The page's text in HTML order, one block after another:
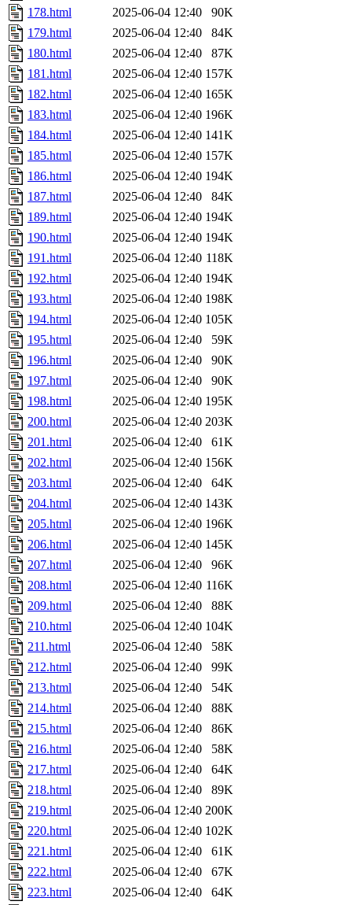
178.html
2025-06-04 12:40
90K
179.html
2025-06-04 12:40
84K
180.html
2025-06-04 12:40
87K
181.html
2025-06-04 12:40 157K
182.html
2025-06-04 12:40 165K
183.html
2025-06-04 12:40 196K
184.html
2025-06-04 12:40 141K
185.html
2025-06-04 12:40 157K
186.html
2025-06-04 12:40 194K
187.html
2025-06-04 12:40
84K
189.html
2025-06-04 12:40 194K
190.html
2025-06-04 12:40 194K
191.html
2025-06-04 12:40 118K
192.html
2025-06-04 12:40 194K
193.html
2025-06-04 12:40 198K
194.html
2025-06-04 12:40 105K
195.html
2025-06-04 12:40
59K
196.html
2025-06-04 12:40
90K
197.html
2025-06-04 12:40
90K
198.html
2025-06-04 12:40 195K
200.html
2025-06-04 12:40 203K
201.html
2025-06-04 12:40
61K
202.html
2025-06-04 12:40 156K
203.html
2025-06-04 12:40
64K
204.html
2025-06-04 12:40 143K
205.html
2025-06-04 12:40 196K
206.html
2025-06-04 12:40 145K
207.html
2025-06-04 12:40
96K
208.html
2025-06-04 12:40 116K
209.html
2025-06-04 12:40
88K
210.html
2025-06-04 12:40 104K
211.html
2025-06-04 12:40
58K
212.html
2025-06-04 12:40
99K
213.html
2025-06-04 12:40
54K
214.html
2025-06-04 12:40
88K
215.html
2025-06-04 12:40
86K
216.html
2025-06-04 12:40
58K
217.html
2025-06-04 12:40
64K
218.html
2025-06-04 12:40
89K
219.html
2025-06-04 12:40 200K
220.html
2025-06-04 12:40 102K
221.html
2025-06-04 12:40
61K
222.html
2025-06-04 12:40
67K
223.html
2025-06-04 12:40
64K